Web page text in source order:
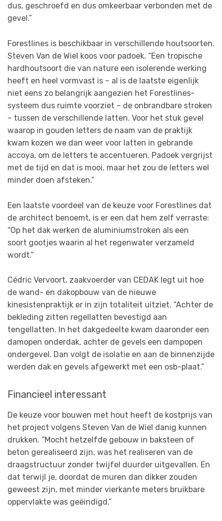
dus, geschroefd en dus omkeerbaar verbonden met de
gevel.”
Forestlines is beschikbaar in verschillende houtsoorten.
Steven Van de Wiel koos voor padoek. “Een tropische
hardhoutsoort die van nature een isolerende werking
heeft en heel vormvast is – al is de laatste eigenlijk
niet eens zo belangrijk aangezien het Forestlines-
systeem dus ruimte voorziet – de onbrandbare stroken
– tussen de verschillende latten. Voor het stuk gevel
waarop in gouden letters de naam van de praktijk
kwam kozen we dan weer voor latten in gebrande
accoya, om de letters te accentueren. Padoek vergrijst
met de tijd en dat is mooi, maar het zou de letters wel
minder doen afsteken.”
Een laatste voordeel van de keuze voor Forestlines dat
de architect benoemt, is er een dat hem zelf verraste:
“Op het dak werken de aluminiumstroken als een
soort gootjes waarin al het regenwater verzameld
wordt.”
Cédric Vervoort, zaakvoerder van CEDAK legt uit hoe
de wand- en dakopbouw van de nieuwe
kinesistenpraktijk er in zijn totaliteit uitziet. “Achter de
bekleding zitten regellatten bevestigd aan
tengellatten. In het dakgedeelte kwam daaronder een
damopen onderdak, achter de gevels een dampopen
ondergevel. Dan volgt de isolatie en aan de binnenzijde
werden dak en gevels afgewerkt met een osb-plaat.”
Financieel interessant
De keuze voor bouwen met hout heeft de kostprijs van
het project volgens Steven Van de Wiel danig kunnen
drukken. “Mocht hetzelfde gebouw in baksteen of
beton gerealiseerd zijn, was het realiseren van de
draagstructuur zonder twijfel duurder uitgevallen. En
dat terwijl je, doordat de muren dan dikker zouden
geweest zijn, met minder vierkante meters bruikbare
oppervlakte was geëindigd.”